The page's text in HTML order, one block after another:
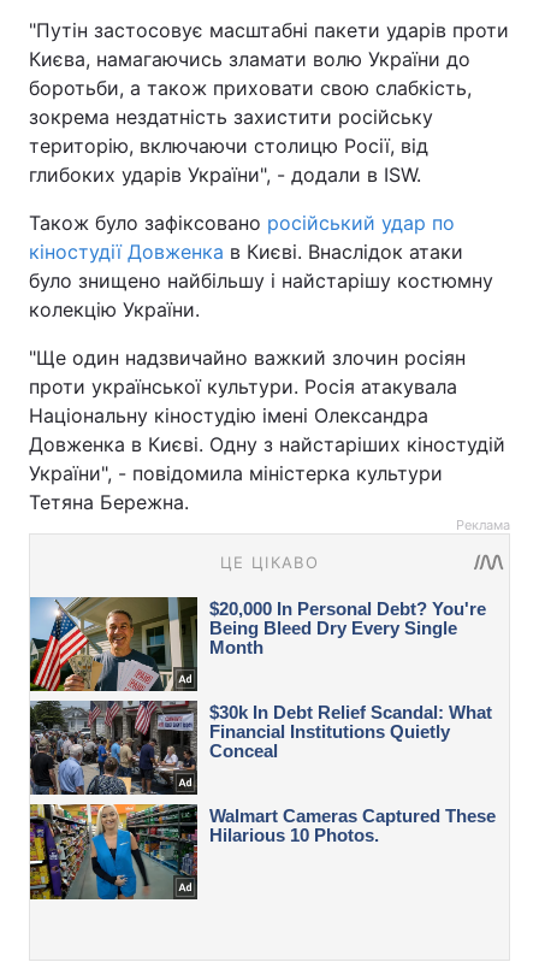
"Путін застосовує масштабні пакети ударів проти
Києва, намагаючись зламати волю України до
боротьби, а також приховати свою слабкість,
зокрема нездатність захистити російську
територію, включаючи столицю Росії, від
глибоких ударів України", - додали в ISW.
Також було зафіксовано російський удар по
кіностудії Довженка в Києві. Внаслідок атаки
було знищено найбільшу і найстарішу костюмну
колекцію України.
"Ще один надзвичайно важкий злочин росіян
проти української культури. Росія атакувала
Національну кіностудію імені Олександра
Довженка в Києві. Одну з найстаріших кіностудій
України", - повідомила міністерка культури
Тетяна Бережна.
Реклама